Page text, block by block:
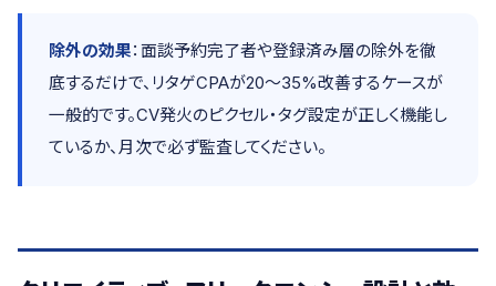
除外の効果：面談予約完了者や登録済み層の除外を徹
底するだけで、リタゲCPAが20〜35%改善するケースが
一般的です。CV発火のピクセル・タグ設定が正しく機能し
ているか、月次で必ず監査してください。